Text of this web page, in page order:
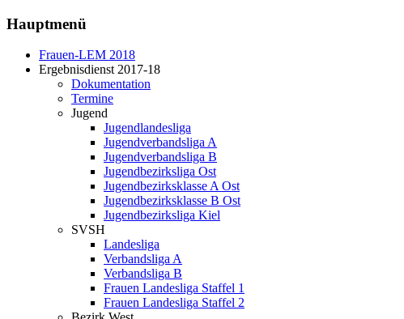
Hauptmenü
Frauen-LEM 2018
Ergebnisdienst 2017-18
Dokumentation
Termine
Jugend
Jugendlandesliga
Jugendverbandsliga A
Jugendverbandsliga B
Jugendbezirksliga Ost
Jugendbezirksklasse A Ost
Jugendbezirksklasse B Ost
Jugendbezirksliga Kiel
SVSH
Landesliga
Verbandsliga A
Verbandsliga B
Frauen Landesliga Staffel 1
Frauen Landesliga Staffel 2